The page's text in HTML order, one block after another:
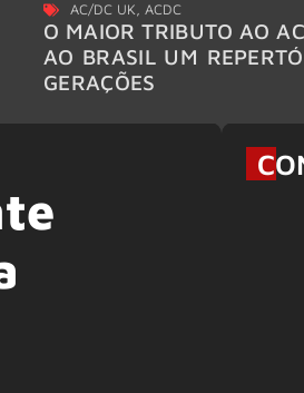
AC/DC UK,ACDC
O MAIOR TRIBUTO AO
AO BRASIL UM
GERAÇÕES